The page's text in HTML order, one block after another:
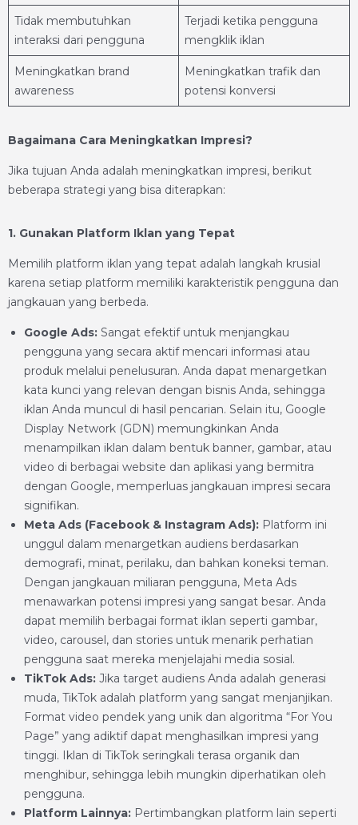
Tidak membutuhkan
interaksi dari pengguna
Terjadi ketika pengguna
mengklik iklan
Meningkatkan brand
awareness
Meningkatkan trafik dan
potensi konversi
Bagaimana Cara Meningkatkan Impresi?
Jika tujuan Anda adalah meningkatkan impresi, berikut
beberapa strategi yang bisa diterapkan:
1. Gunakan Platform Iklan yang Tepat
Memilih platform iklan yang tepat adalah langkah krusial
karena setiap platform memiliki karakteristik pengguna dan
jangkauan yang berbeda.
Google Ads: Sangat efektif untuk menjangkau
pengguna yang secara aktif mencari informasi atau
produk melalui penelusuran. Anda dapat menargetkan
kata kunci yang relevan dengan bisnis Anda, sehingga
iklan Anda muncul di hasil pencarian. Selain itu, Google
Display Network (GDN) memungkinkan Anda
menampilkan iklan dalam bentuk banner, gambar, atau
video di berbagai website dan aplikasi yang bermitra
dengan Google, memperluas jangkauan impresi secara
signifikan.
Meta Ads (Facebook & Instagram Ads): Platform ini
unggul dalam menargetkan audiens berdasarkan
demografi, minat, perilaku, dan bahkan koneksi teman.
Dengan jangkauan miliaran pengguna, Meta Ads
menawarkan potensi impresi yang sangat besar. Anda
dapat memilih berbagai format iklan seperti gambar,
video, carousel, dan stories untuk menarik perhatian
pengguna saat mereka menjelajahi media sosial.
TikTok Ads: Jika target audiens Anda adalah generasi
muda, TikTok adalah platform yang sangat menjanjikan.
Format video pendek yang unik dan algoritma “For You
Page” yang adiktif dapat menghasilkan impresi yang
tinggi. Iklan di TikTok seringkali terasa organik dan
menghibur, sehingga lebih mungkin diperhatikan oleh
pengguna.
Platform Lainnya: Pertimbangkan platform lain seperti